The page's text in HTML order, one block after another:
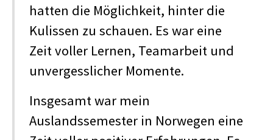
hatten die Möglichkeit, hinter die
Kulissen zu schauen. Es war eine
Zeit voller Lernen, Teamarbeit und
unvergesslicher Momente.
Insgesamt war mein
Auslandssemester in Norwegen eine